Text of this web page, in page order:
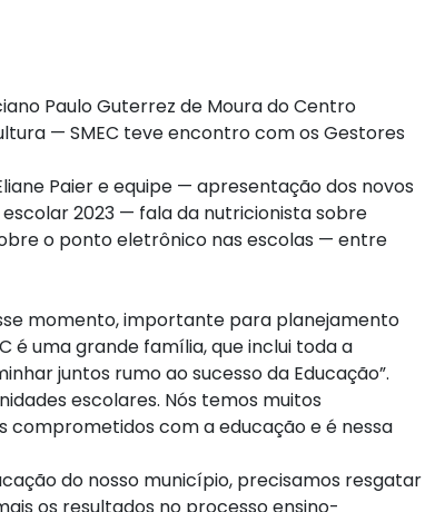
Paulo Guterrez de Moura do Centro
— SMEC teve encontro com os Gestores
Paier e equipe — apresentação dos novos
2023 — fala da nutricionista sobre
o ponto eletrônico nas escolas — entre
momento, importante para planejamento
é uma grande família, que inclui toda a
juntos rumo ao sucesso da Educação”.
escolares. Nós temos muitos
com a educação e é nessa
do nosso município, precisamos resgatar